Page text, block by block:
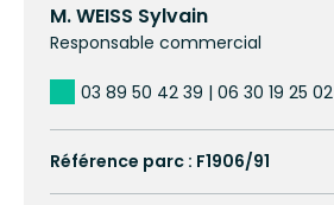
M. WEISS Sylvain
Responsable commercial
03 89 50 42 39 | 06 30 19 25 02
Référence parc : F1906/91